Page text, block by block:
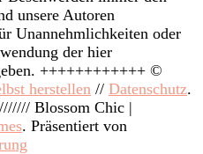
unsere Autoren
Unannehmlichkeiten oder
der hier
++++++++++++ ©
herstellen // Datenschutz.
Blossom Chic |
. Präsentiert von